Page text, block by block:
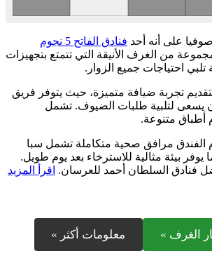
على أنه أحد فنادق الفاتح 5 نجوم
من الغرف الأنيقة التي تتمتع بتجهيزات
احتياجات جميع الزوار.
تجربة ضيافة متميزة، حيث يتوفر فريق
لتلبية طلبات الضيوف. تشمل
أطباق متنوعة.
الفندق مرافق صحية متكاملة تشمل سبا
يوفر بيئة مثالية للاسترخاء بعد يوم طويل.
فنادق السلطان أحمد للعرسان. اقرأ المزيد
الغرف » معلومات أكثر »